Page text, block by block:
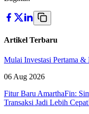
Artikel Terbaru
Mulai Investasi Pertama
06 Aug 2026
Fitur Baru AmarthaFin:
Transaksi Jadi Lebih